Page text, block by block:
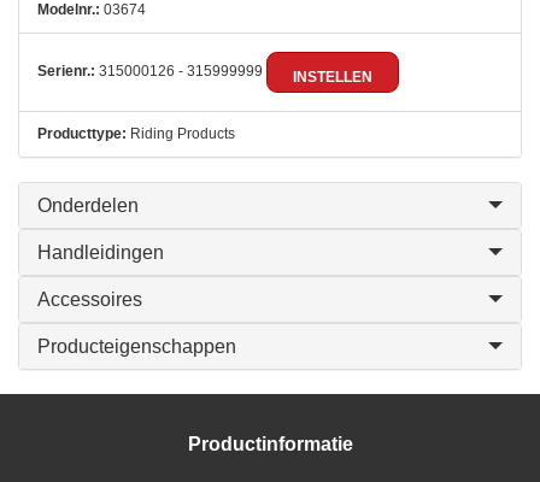
Modelnr.: 03674
Serienr.: 315000126 - 315999999 INSTELLEN
Producttype: Riding Products
Onderdelen
Handleidingen
Accessoires
Producteigenschappen
Productinformatie